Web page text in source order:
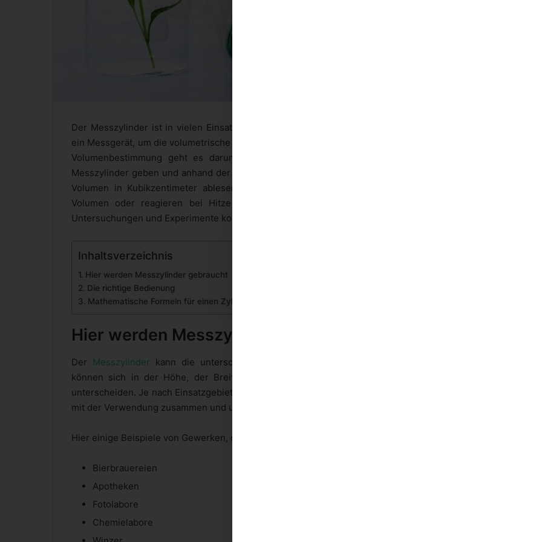
Der Messzylinder ist in vielen Einsatzgebieten ein wichtiges Hilfsmittel. Es handelt sich hierbei um
ein Messgerät, um die volumetrische Erfassung von Flüssigkeiten und Pulver durchzuführen. Bei der
Volumenbestimmung geht es darum, dass wir zum Beispiel einen Liter an Flüssigkeit in den
Messzylinder geben und anhand der Skala nicht nur die Milliliter ablesen können, sondern auch das
Volumen in Kubikzentimeter ablesen können. Flüssigkeiten und Gase besitzen unterschiedliche
Volumen oder reagieren bei Hitze und Druck unterschiedlich in ihrer Ausbreitung. Derartige
Untersuchungen und Experimente kommen häufig ohne einen Messzylinder nicht aus.
Inhaltsverzeichnis
Hier werden Messzylinder gebraucht
Die richtige Bedienung
Mathematische Formeln für einen Zylinder
Hier werden Messzylinder gebraucht
Der Messzylinder kann die unterschiedlichsten Formen und Skalen besitzen. Die Messzylinder
können sich in der Höhe, der Breite, die Art des Ausgusses und dem Design des Standfußes
unterscheiden. Je nach Einsatzgebiet bestehen diese außerdem aus Kunststoff oder Glas. Dies hängt
mit der Verwendung zusammen und unter welchen Bedingungen dieser zum Einsatz kommt.
Hier einige Beispiele von Gewerken, die mit diesem vielseitigen Hilfsmittel arbeiten:
Bierbrauereien
Apotheken
Fotolabore
Chemielabore